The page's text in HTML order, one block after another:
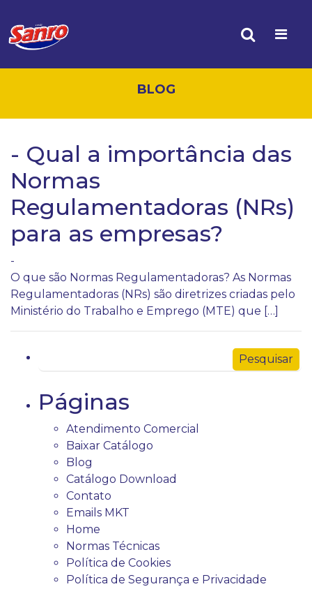
BLOG
- Qual a importância das
Normas
Regulamentadoras (NRs)
para as empresas?
-
O que são Normas Regulamentadoras? As Normas
Regulamentadoras (NRs) são diretrizes criadas pelo
Ministério do Trabalho e Emprego (MTE) que […]
Páginas
Atendimento Comercial
Baixar Catálogo
Blog
Catálogo Download
Contato
Emails MKT
Home
Normas Técnicas
Política de Cookies
Política de Segurança e Privacidade